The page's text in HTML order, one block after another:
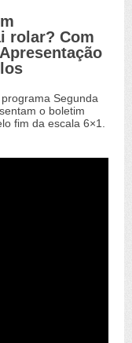
rolar? Com
Segunda
o boletim
fim da escala 6×1.